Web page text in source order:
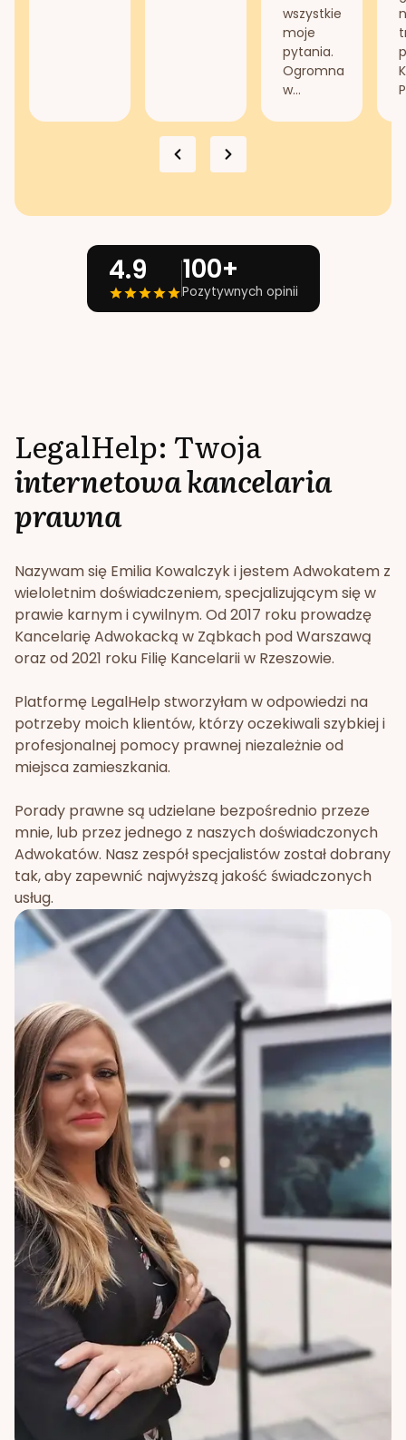
wszystkie
moje
pytania.
Ogromna
w...
4.9 100+
Pozytywnych opinii
LegalHelp: Twoja
internetowa kancelaria
prawna
Nazywam się Emilia Kowalczyk i jestem Adwokatem z
wieloletnim doświadczeniem, specjalizującym się w
prawie karnym i cywilnym. Od 2017 roku prowadzę
Kancelarię Adwokacką w Ząbkach pod Warszawą
oraz od 2021 roku Filię Kancelarii w Rzeszowie.
Platformę LegalHelp stworzyłam w odpowiedzi na
potrzeby moich klientów, którzy oczekiwali szybkiej i
profesjonalnej pomocy prawnej niezależnie od
miejsca zamieszkania.
Porady prawne są udzielane bezpośrednio przeze
mnie, lub przez jednego z naszych doświadczonych
Adwokatów. Nasz zespół specjalistów został dobrany
tak, aby zapewnić najwyższą jakość świadczonych
usług.